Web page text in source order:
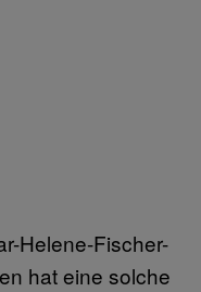
Helene-Fischer-
hat eine solche